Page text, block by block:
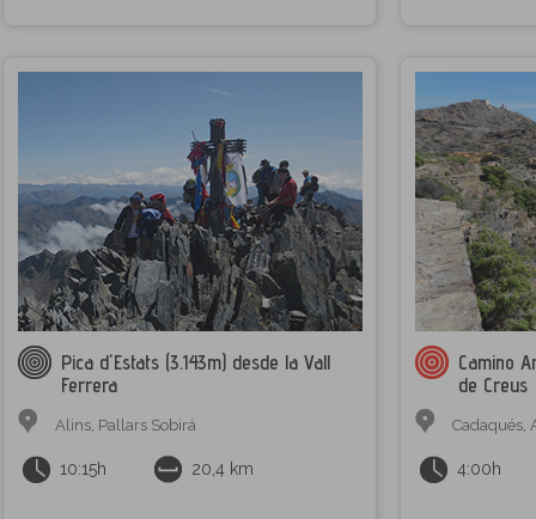
Pica d'Estats (3.143m) desde la Vall
Ferrera
Alins, Pallars Sobirá
10:15h 20,4 km
Camino
de Creus
Cadaqués,
4:00h